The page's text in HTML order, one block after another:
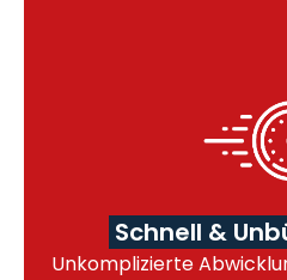
Schnell &
Unkomplizierte